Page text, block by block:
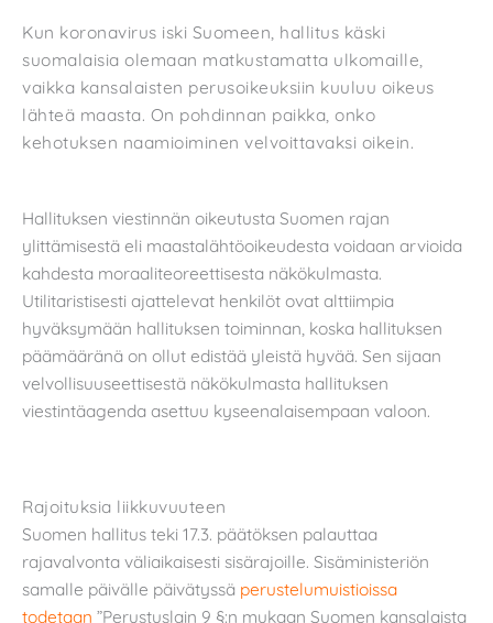
Kun koronavirus iski Suomeen, hallitus käski
suomalaisia olemaan matkustamatta ulkomaille,
vaikka kansalaisten perusoikeuksiin kuuluu oikeus
lähteä maasta. On pohdinnan paikka, onko
kehotuksen naamioiminen velvoittavaksi oikein.
Hallituksen viestinnän oikeutusta Suomen rajan
ylittämisestä eli maastalähtöoikeudesta voidaan arvioida
kahdesta moraaliteoreettisesta näkökulmasta.
Utilitaristisesti ajattelevat henkilöt ovat alttiimpia
hyväksymään hallituksen toiminnan, koska hallituksen
päämääränä on ollut edistää yleistä hyvää. Sen sijaan
velvollisuuseettisestä näkökulmasta hallituksen
viestintäagenda asettuu kyseenalaisempaan valoon.
Rajoituksia liikkuvuuteen
Suomen hallitus teki 17.3. päätöksen palauttaa
rajavalvonta väliaikaisesti sisärajoille. Sisäministeriön
samalle päivälle päivätyssä perustelumuistioissa
todetaan ”Perustuslain 9 §:n mukaan Suomen kansalaista